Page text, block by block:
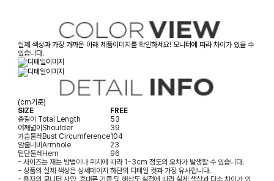
실제 색상과 가장 가까운 아래 제품이미지를 확인하세요! 모니터에 따라 차이가 있을 수
있습니다.
(cm기준)
SIZE
FREE
총길이 Total Length
53
어깨넓이Shoulder
39
가슴둘레Bust Circumference104
암홀너비Armhole
23
밑단둘레Hem
96
- 사이즈는 재는 방법이나 위치에 따라 1~3cm 정도의 오차가 발생할 수 있습니다.
- 상품의 실제 색상은 상세페이지 하단의 디테일 컷과 가장 유사합니다.
- 용자의 모니터 사양, 휴대폰 기종 및 해상도 설정에 따라 실제 색상과 다소 차이가 있